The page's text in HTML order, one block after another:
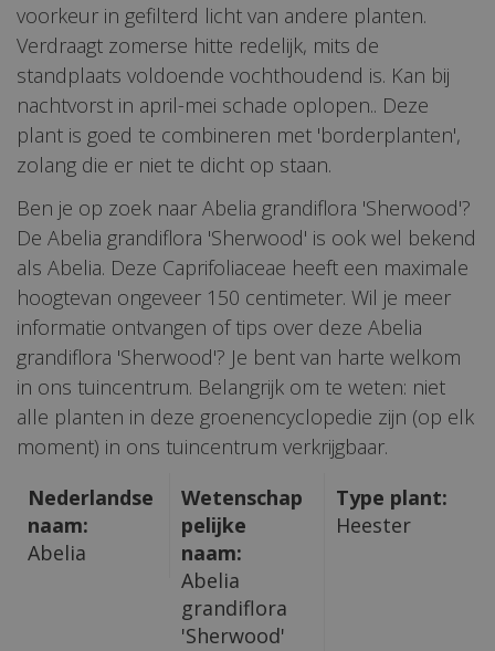
voorkeur in gefilterd licht van andere planten.
Verdraagt zomerse hitte redelijk, mits de
standplaats voldoende vochthoudend is. Kan bij
nachtvorst in april-mei schade oplopen.. Deze
plant is goed te combineren met 'borderplanten',
zolang die er niet te dicht op staan.
Ben je op zoek naar Abelia grandiflora 'Sherwood'?
De Abelia grandiflora 'Sherwood' is ook wel bekend
als Abelia. Deze Caprifoliaceae heeft een maximale
hoogtevan ongeveer 150 centimeter. Wil je meer
informatie ontvangen of tips over deze Abelia
grandiflora 'Sherwood'? Je bent van harte welkom
in ons tuincentrum. Belangrijk om te weten: niet
alle planten in deze groenencyclopedie zijn (op elk
moment) in ons tuincentrum verkrijgbaar.
Nederlandse
naam:
Abelia
Wetenschap
pelijke
naam:
Abelia
grandiflora
'Sherwood'
Type plant:
Heester